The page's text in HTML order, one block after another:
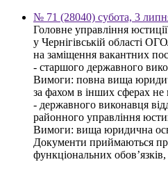
№ 71 (28040) субота, 3
Головне управління юстиції
у Чернігівській
на заміщення вакантних
- старшого державного
Вимоги: повна вища
за фахом в інших сферах
- державного виконавця
районного управління
Вимоги: вища юридична
Документи приймаються
функціональних